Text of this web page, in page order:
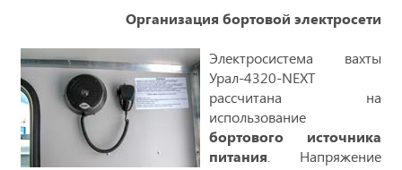
Организация бортовой электросети
Электросистема вахты
Урал-4320-NEXT
рассчитана на
использование
бортового источника
питания . Напряжение